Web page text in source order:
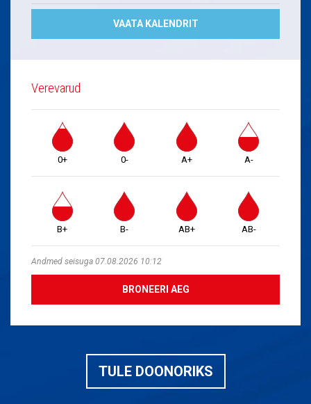
VAATA KALENDRIT
Verevarud
0+ 0- A+ A-
B+ B- AB+ AB-
Andmed seisuga 07.08.2026 10:12
BRONEERI AEG
TULE DOONORIKS